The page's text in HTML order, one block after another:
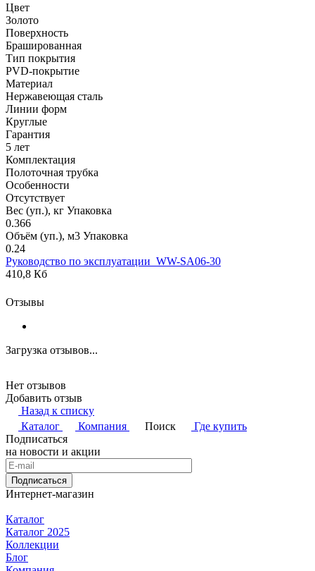
Цвет
Золото
Поверхность
Брашированная
Тип покрытия
PVD-покрытие
Материал
Нержавеющая сталь
Линии форм
Круглые
Гарантия
5 лет
Комплектация
Полоточная трубка
Особенности
Отсутствует
Вес (уп.), кг Упаковка
0.366
Объём (уп.), м3 Упаковка
0.24
Руководство по эксплуатации_WW-SA06-30
410,8 Кб
Отзывы
Загрузка отзывов...
Нет отзывов
Добавить отзыв
Назад к списку
Каталог
Компания Поиск
Где купить
Подписаться
на новости и акции
Подписаться
Интернет-магазин
Каталог
Каталог 2025
Коллекции
Блог